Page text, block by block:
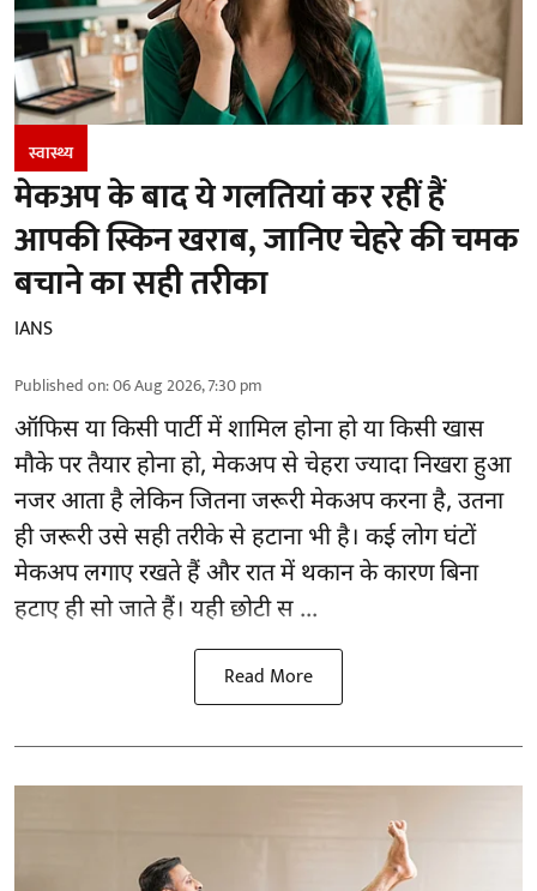
स्वास्थ्य
मेकअप के बाद ये गलतियां कर रहीं हैं
आपकी स्किन खराब, जानिए चेहरे की चमक
बचाने का सही तरीका
IANS
Published on:06 Aug 2026, 7:30 pm
ऑफिस या किसी पार्टी में शामिल होना हो या किसी खास
मौके पर तैयार होना हो, मेकअप सेचेहरा ज्यादा निखराहुआ
नजर आता है लेकिन जितना जरूरी मेकअप करना है, उतना
ही जरूरी उसे सही तरीके से हटाना भी है। कई लोग घंटों
मेकअप लगाए रखते हैं और रात में थकान के कारण बिना
हटाए ही सो जाते हैं। यही छोटी स ...
Read More